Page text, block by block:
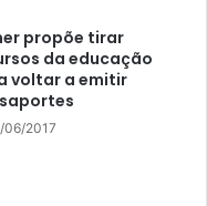
propõe tirar
da educação
voltar a emitir
06/2017